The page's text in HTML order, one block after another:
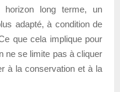
horizon long terme, un
adapté, à condition de
que cela implique pour
ne se limite pas à cliquer
à la conservation et à la